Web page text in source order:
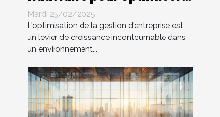
la gestion d'entreprise
Mardi 25/02/2025
L'optimisation de la gestion d'entreprise est
un levier de croissance incontournable dans
un environnement...